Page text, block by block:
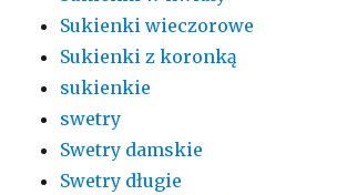
Sukienki wieczorowe
Sukienki z koronką
sukienkie
swetry
Swetry damskie
Swetry długie